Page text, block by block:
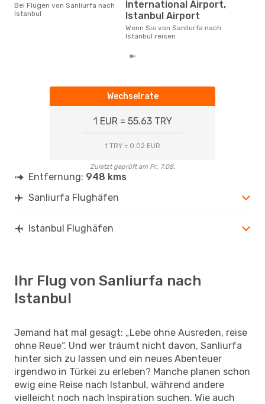
Bei Flügen von Sanliurfa nach
Istanbul
International Airport,
Istanbul Airport
Wenn Sie von Sanliurfa nach
Istanbul reisen
Wechselrate
1 EUR = 55.63 TRY
1 TRY = 0.02 EUR
Zuletzt geprüft am Fr., 7.08.
Entfernung: 948 kms
Sanliurfa Flughäfen
Istanbul Flughäfen
Ihr Flug von Sanliurfa nach
Istanbul
Jemand hat mal gesagt: „Lebe ohne Ausreden, reise
ohne Reue“. Und wer träumt nicht davon, Sanliurfa
hinter sich zu lassen und ein neues Abenteuer
irgendwo in Türkei zu erleben? Manche planen schon
ewig eine Reise nach Istanbul, während andere
vielleicht noch nach Inspiration suchen. Wie auch